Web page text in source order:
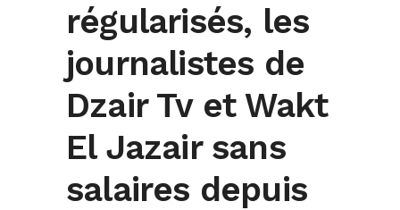
régularisés, les
journalistes de
Dzair Tv et Wakt
El Jazair sans
salaires depuis